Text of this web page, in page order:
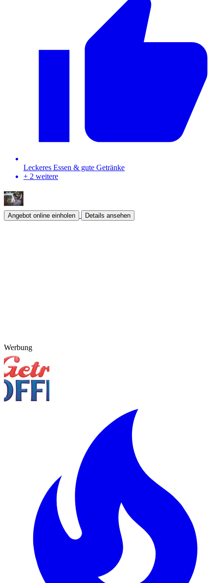
Leckeres Essen & gute Getränke
+ 2 weitere
Angebot online einholen Details ansehen
Werbung